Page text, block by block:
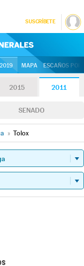
SUSCRÍBETE
MAPA ESCAÑOS
2015 2011
SENADO
» Tolox